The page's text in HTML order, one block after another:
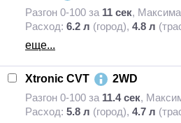
Разгон 0-100 за 11 сек,
Расход: 6.2 л (город), 4.8 л
еще...
Xtronic CVT
2WD
Разгон 0-100 за 11.4 сек,
Расход: 5.8 л (город), 4.7 л